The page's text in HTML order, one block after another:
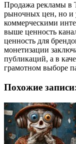
Продажа рекламы в
рыночных цен, но и
коммерческими
выше ценность
ценность для
монетизации
публикаций, а в
грамотном выборе
Похожие